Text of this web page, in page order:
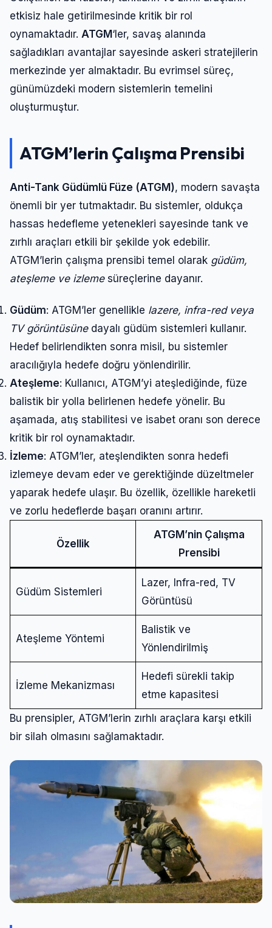
etkisiz hale getirilmesinde kritik bir rol
oynamaktadır. ATGM ‘ler, savaş alanında
sağladıkları avantajlar sayesinde askeri stratejilerin
merkezinde yer almaktadır. Bu evrimsel süreç,
günümüzdeki modern sistemlerin temelini
oluşturmuştur.
ATGM’lerin Çalışma Prensibi
Anti-Tank Güdümlü Füze (ATGM), modern savaşta
önemli bir yer tutmaktadır. Bu sistemler, oldukça
hassas hedefleme yetenekleri sayesinde tank ve
zırhlı araçları etkili bir şekilde yok edebilir.
ATGM’lerin çalışma prensibi temel olarak güdüm,
ateşleme ve izlemesüreçlerine dayanır.
Güdüm: ATGM’ler genellikle lazere, infra-red veya
TV görüntüsünedayalı güdüm sistemleri kullanır.
Hedef belirlendikten sonra misil, bu sistemler
aracılığıyla hedefe doğru yönlendirilir.
Ateşleme: Kullanıcı, ATGM’yi ateşlediğinde, füze
balistik bir yolla belirlenen hedefe yönelir. Bu
aşamada, atış stabilitesi ve isabet oranı son derece
kritik bir rol oynamaktadır.
İzleme: ATGM’ler, ateşlendikten sonra hedefi
izlemeye devam eder ve gerektiğinde düzeltmeler
yaparak hedefe ulaşır. Bu özellik, özellikle hareketli
ve zorlu hedeflerde başarı oranını artırır.
Özellik
ATGM’nin Çalışma
Prensibi
Güdüm Sistemleri
Lazer, Infra-red, TV
Görüntüsü
Ateşleme Yöntemi
Balistik ve
Yönlendirilmiş
İzleme Mekanizması
Hedefi sürekli takip
etme kapasitesi
Bu prensipler, ATGM’lerin zırhlı araçlara karşı etkili
bir silah olmasını sağlamaktadır.